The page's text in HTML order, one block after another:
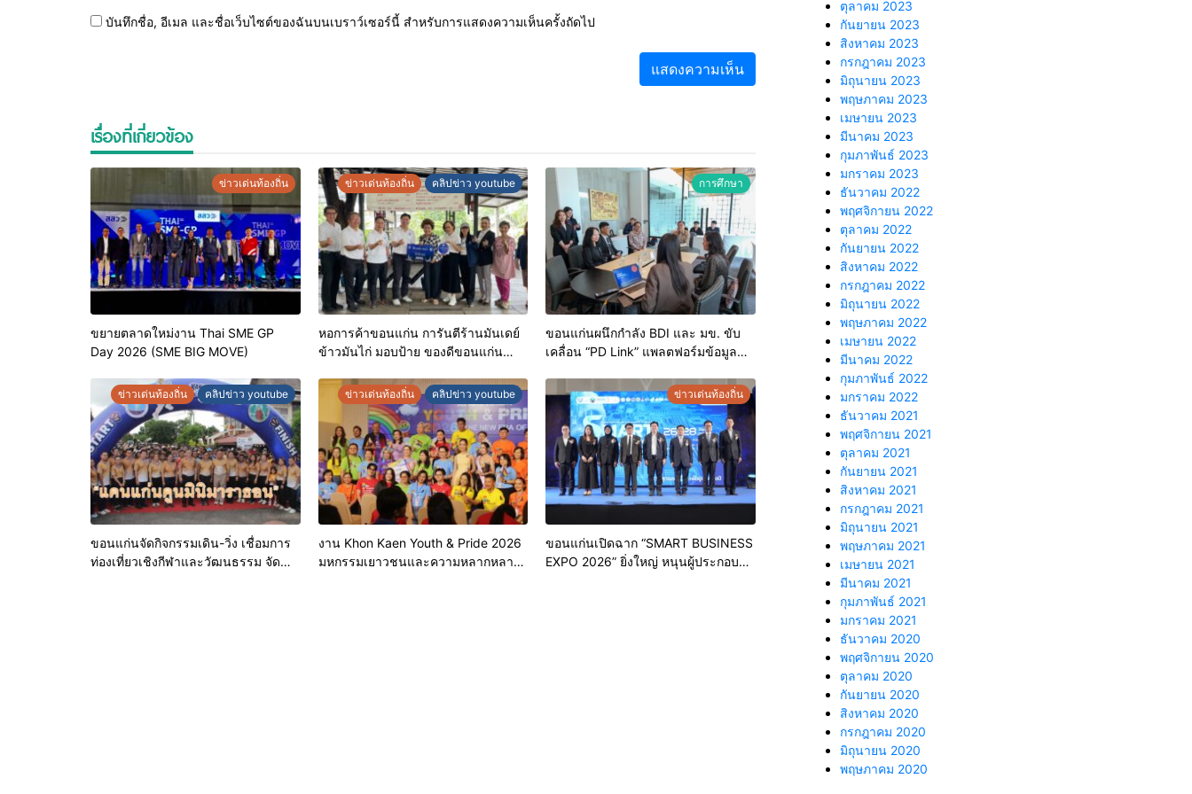
บันทึกชื่อ, อีเมล และชื่อเว็บไซต์ของฉันบนเบราว์เซอร์นี้ สำหรับการแสดงความเห็นครั้งถัดไป
เรื่องที่เกี่ยวข้อง
ข่าวเด่นท้องถิ่น
ขยายตลาดใหม่งาน Thai SME GP
Day 2026 (SME BIG MOVE)
ข่าวเด่นท้องถิ่น คลิปข่าว youtube
หอการค้าขอนแก่น การันตีร้านมันเดย์
ข้าวมันไก่ มอบป้าย ของดีขอนแก่น
คุณภาพ ยกระดับมาตรฐาน สร้างความ
เชื่อมั่นให้ผู้บริโภค
การศึกษา
ขอนแก่นผนึกกำลัง BDI และ มข. ขับ
เคลื่อน “PD Link” แพลตฟอร์มข้อมูล
ฐานข้อมูลที่แม่นยำและยั่งยืน
ข่าวเด่นท้องถิ่น คลิปข่าว youtube
ขอนแก่นจัดกิจกรรมเดิน-วิ่ง เชื่อมการ
ท่องเที่ยวเชิงกีฬาและวัฒนธรรม จัด
ข่าวเด่นท้องถิ่น คลิปข่าว youtube
งาน Khon Kaen Youth & Pride 2026
มหกรรมเยาวชนและความหลากหลาย
ข่าวเด่นท้องถิ่น
ขอนแก่นเปิดฉาก “SMART BUSINESS
EXPO 2026” ยิ่งใหญ่ หนุนผู้ประกอบ
ตุลาคม 2023
กันยายน 2023
สิงหาคม 2023
กรกฎาคม 2023
มิถุนายน 2023
พฤษภาคม 2023
เมษายน 2023
มีนาคม 2023
กุมภาพันธ์ 2023
มกราคม 2023
ธันวาคม 2022
พฤศจิกายน 2022
ตุลาคม 2022
กันยายน 2022
สิงหาคม 2022
กรกฎาคม 2022
มิถุนายน 2022
พฤษภาคม 2022
เมษายน 2022
มีนาคม 2022
กุมภาพันธ์ 2022
มกราคม 2022
ธันวาคม 2021
พฤศจิกายน 2021
ตุลาคม 2021
กันยายน 2021
สิงหาคม 2021
กรกฎาคม 2021
มิถุนายน 2021
พฤษภาคม 2021
เมษายน 2021
มีนาคม 2021
กุมภาพันธ์ 2021
มกราคม 2021
ธันวาคม 2020
พฤศจิกายน 2020
ตุลาคม 2020
กันยายน 2020
สิงหาคม 2020
กรกฎาคม 2020
มิถุนายน 2020
พฤษภาคม 2020